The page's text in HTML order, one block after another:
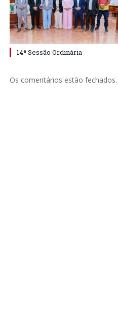
14ª Sessão Ordinária
Os comentários estão fechados.